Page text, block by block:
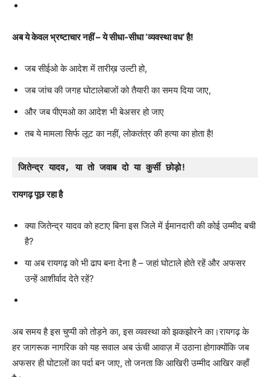
अब ये केवल भ्रष्टाचार नहीं – ये सीधा-सीधा ‘व्यवस्था वध’ है!
जब सीईओ के आदेश में तारीख़ उल्टी हो,
जब जांच की जगह घोटालेबाजों को तैयारी का समय दिया जाए,
और जब पीएमओ का आदेश भी बेअसर हो जाए
तब ये मामला सिर्फ लूट का नहीं, लोकतंत्र की हत्या का होता है!
जितेन्द्र यादव, या तो जवाब दो या कुर्सी छोड़ो!
रायगढ़ पूछ रहा है
क्या जितेन्द्र यादव को हटाए बिना इस जिले में ईमानदारी की कोई उम्मीद बची
है?
या अब रायगढ़ को भी ढाप बना देना है – जहां घोटाले होते रहें और अफसर
उन्हें आशीर्वाद देते रहें?
अब समय है इस चुप्पी को तोड़ने का, इस व्यवस्था को झकझोरने का।रायगढ़ के
हर जागरूक नागरिक को यह सवाल अब ऊंची आवाज़ में उठाना होगाक्योंकि जब
अफसर ही घोटालों का पर्दा बन जाए, तो जनता कि आखिरी उम्मीद आखिर कहाँ